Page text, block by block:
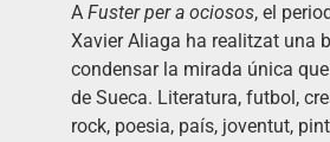
A Fuster per a ociosos, el
Xavier Aliaga ha realitzat una
condensar la mirada única
de Sueca. Literatura, futbol,
rock, poesia, país, joventut,